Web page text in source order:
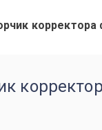
корректора